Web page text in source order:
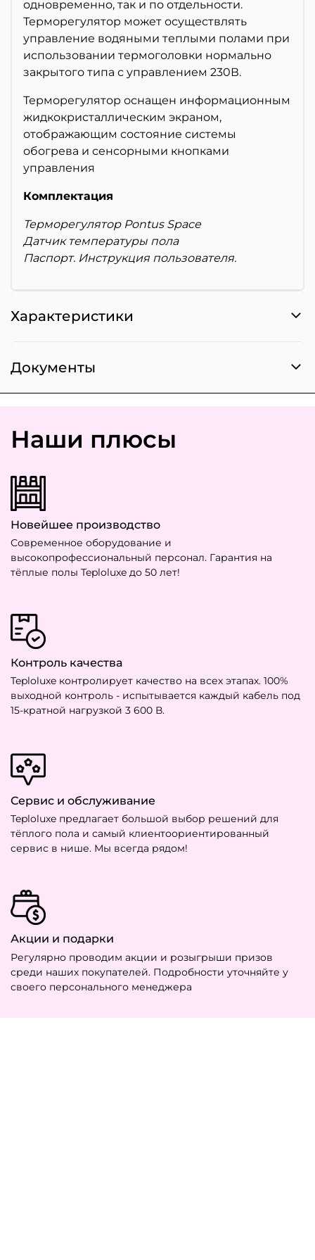
одновременно, так и по отдельности.
Терморегулятор может осуществлять
управление водяными теплыми полами при
использовании термоголовки нормально
закрытого типа с управлением 230В.
Терморегулятор оснащен информационным
жидкокристаллическим экраном,
отображающим состояние системы
обогрева и сенсорными кнопками
управления
Комплектация
Терморегулятор Pontus Space
Датчик температуры пола
Паспорт. Инструкция пользователя.
Характеристики
Документы
Наши плюсы
Новейшее производство
Современное оборудование и
высокопрофессиональный персонал. Гарантия на
тёплые полы Teploluxe до 50 лет!
Контроль качества
Teploluxe контролирует качество на всех этапах. 100%
выходной контроль - испытывается каждый кабель под
15-кратной нагрузкой 3 600 В.
Сервис и обслуживание
Teploluxe предлагает большой выбор решений для
тёплого пола и самый клиентоориентированный
сервис в нише. Мы всегда рядом!
Акции и подарки
Регулярно проводим акции и розыгрыши призов
среди наших покупателей. Подробности уточняйте у
своего персонального менеджера